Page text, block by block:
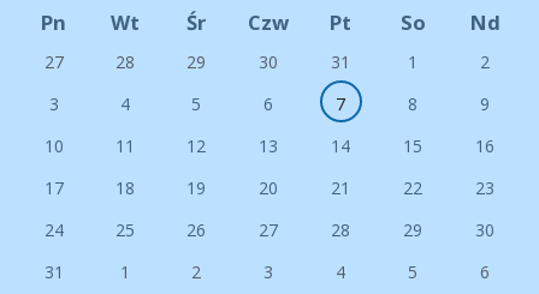
Pn Wt Śr Czw Pt So Nd
27 28 29 30 31 1
2
3
4 5 6 7 8
9
10
11 12 13 14 15
16
17
18 19 20 21 22
23
24
25 26 27 28 29
30
31
1 2 3 4 5 6